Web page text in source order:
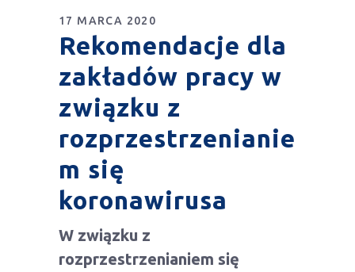
17 MARCA 2020
Rekomendacje dla
zakładów pracy w
związku z
rozprzestrzenianie
m się
koronawirusa
W związku z
rozprzestrzenianiem się